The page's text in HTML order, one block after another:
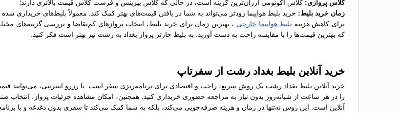
کلاس پروازی: کلاس اکونومی ارزان‌ترین گزینه است، در حالی که کلاس بیزینس و فرست کلاس قیمت بالاتری دارند؛
زمان خرید بلیط: خرید بلیط هواپیما زودتر می‌تواند به شما در یافتن قیمت‌های بهتر کمک کند. معمولاً بلیط‌های خریداری
برای کاهش هزینه‌ بلیط هواپیما خارجی ، بهترین زمان برای خرید بلیط، انتخاب پروازهای کم‌تقاضا و بررسی گزینه‌های
که بهترین قیمت‌ها را با مقایسه راحت به دست آورید. به بلیط چارتر پرواز بغداد به رشت نیز بهتر است فکر کنید.
خرید آنلاین بلیط بغداد رشت از سفرتاپ
خرید آنلاین بلیط بغداد رشت یک روش سریع، راحت و اقتصادی برای برنامه‌ریزی سفر است. با رزرو اینترنتی، می‌توانید
را در هر ساعت از شبانه‌روز بدون نیاز به مراجعه حضوری خریداری کنید. همچنین، امکان مشاهده جزئیات پرواز، انتخاب
آنلاین است. این روش نه‌تنها در زمان و هزینه صرفه‌جویی می‌کند، بلکه به شما کمک می‌کند تا سفری بدون دغدغه و با